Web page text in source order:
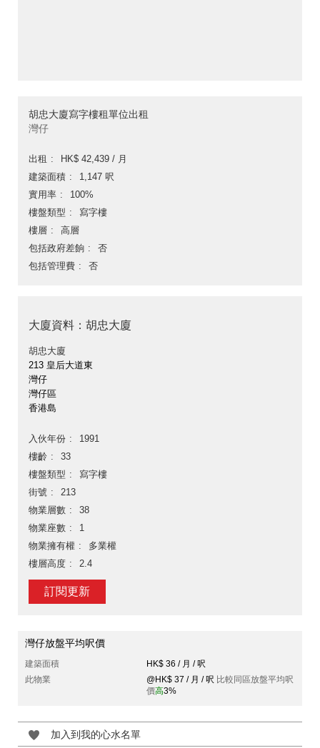
胡忠大廈寫字樓租單位出租
灣仔
出租
HK$ 42,439 / 月
建築面積
1,147 呎
實用率
100%
樓盤類型
寫字樓
樓層
高層
包括政府差餉
否
包括管理費
否
大廈資料：胡忠大廈
胡忠大廈
213 皇后大道東
灣仔
灣仔區
香港島
入伙年份
1991
樓齡
33
樓盤類型
寫字樓
街號
213
物業層數
38
物業座數
1
物業擁有權
多業權
樓層高度
2.4
訂閱更新
灣仔放盤平均呎價
建築面積
HK$ 36 / 月 / 呎
此物業
@HK$ 37 / 月 / 呎 比較同區放盤平均呎
價高3%
加入到我的心水名單